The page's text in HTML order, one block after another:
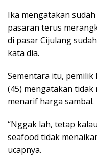
Ika mengatakan
pasaran terus
di pasar Cijulang
kata dia.
Sementara itu, pemilik
(45) mengatakan
menarif harga sambal.
“Nggak lah, tetap
seafood tidak
ucapnya.